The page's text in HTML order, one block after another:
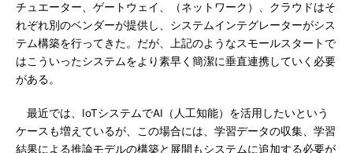
チュエーター、ゲートウェイ、（ネットワーク）、クラウドはそ
れぞれ別のベンダーが提供し、システムインテグレーターがシス
テム構築を行ってきた。だが、上記のようなスモールスタートで
はこういったシステムをより素早く簡潔に垂直連携していく必要
がある。
最近では、IoTシステムでAI（人工知能）を活用したいという
ケースも増えているが、この場合には、学習データの収集、学習
結果による推論モデルの構築と展開もシステムに追加する必要が